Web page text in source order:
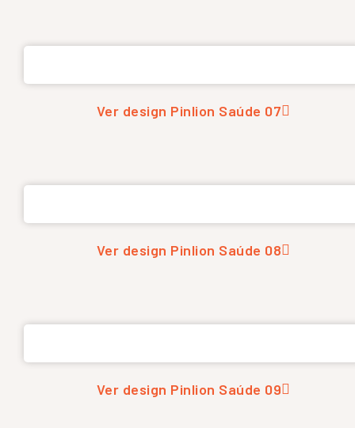
Ver design Pinlion Saúde 07
Ver design Pinlion Saúde 08
Ver design Pinlion Saúde 09